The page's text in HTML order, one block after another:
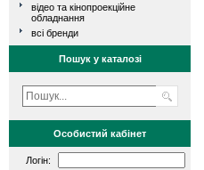
відео та кінопроекційне
обладнання
всі бренди
Пошук у каталозі
Особистий кабінет
Логін: